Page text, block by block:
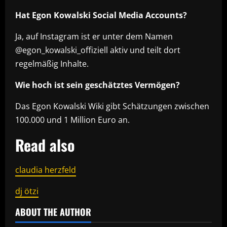
Hat Egon Kowalski Social Media Accounts?
Ja, auf Instagram ist er unter dem Namen
@egon_kowalski_offiziell aktiv und teilt dort
regelmäßig Inhalte.
Wie hoch ist sein geschätztes Vermögen?
Das Egon Kowalski Wiki gibt Schätzungen zwischen
100.000 und 1 Million Euro an.
Read also
claudia herzfeld
dj ötzi
ABOUT THE AUTHOR